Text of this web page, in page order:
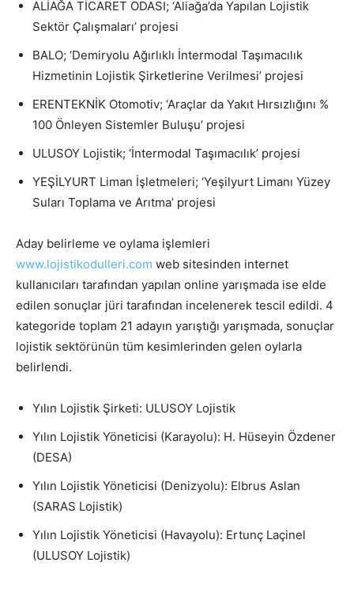
ALİAĞA TİCARET ODASI; ‘Aliağa’da Yapılan Lojistik
Sektör Çalışmaları’ projesi
BALO; ‘Demiryolu Ağırlıklı İntermodal Taşımacılık
Hizmetinin Lojistik Şirketlerine Verilmesi’ projesi
ERENTEKNİK Otomotiv; ‘Araçlar da Yakıt Hırsızlığını %
100 Önleyen Sistemler Buluşu’ projesi
ULUSOY Lojistik; ‘İntermodal Taşımacılık’ projesi
YEŞİLYURT Liman İşletmeleri; ‘Yeşilyurt Limanı Yüzey
Suları Toplama ve Arıtma’ projesi
Aday belirleme ve oylama işlemleri
www.lojistikodulleri.com web sitesinden internet
kullanıcıları tarafından yapılan online yarışmada ise elde
edilen sonuçlar jüri tarafından incelenerek tescil edildi. 4
kategoride toplam 21 adayın yarıştığı yarışmada, sonuçlar
lojistik sektörünün tüm kesimlerinden gelen oylarla
belirlendi.
Yılın Lojistik Şirketi: ULUSOY Lojistik
Yılın Lojistik Yöneticisi (Karayolu): H. Hüseyin Özdener
(DESA)
Yılın Lojistik Yöneticisi (Denizyolu): Elbrus Aslan
(SARAS Lojistik)
Yılın Lojistik Yöneticisi (Havayolu): Ertunç Laçinel
(ULUSOY Lojistik)